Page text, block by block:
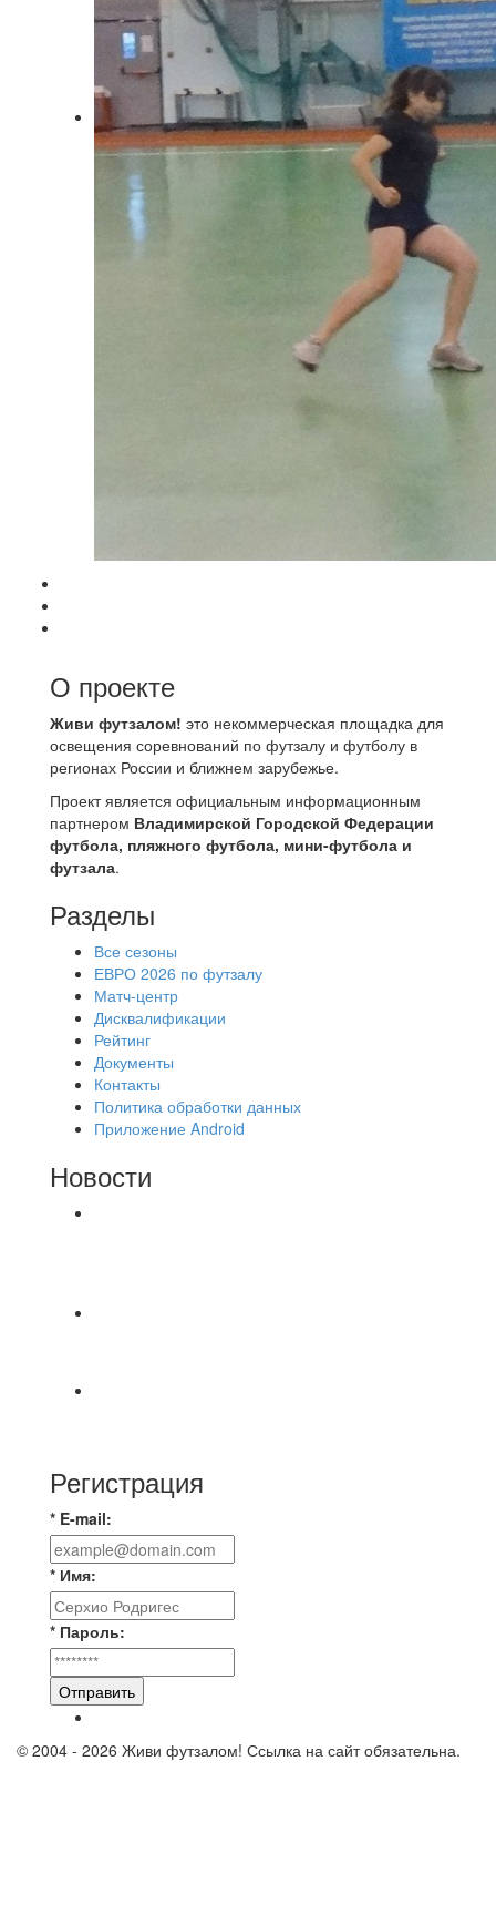
О проекте
Живи футзалом! это некоммерческая площадка для
освещения соревнований по футзалу и футболу в
регионах России и ближнем зарубежье.
Проект является официальным информационным
партнером Владимирской Городской Федерации
футбола, пляжного футбола, мини-футбола и
футзала.
Разделы
Все сезоны
ЕВРО 2026 по футзалу
Матч-центр
Дисквалификации
Рейтинг
Документы
Контакты
Политика обработки данных
Приложение Android
Новости
Регистрация
* E-mail:
* Имя:
* Пароль:
Отправить
© 2004 - 2026 Живи футзалом! Ссылка на сайт обязательна.